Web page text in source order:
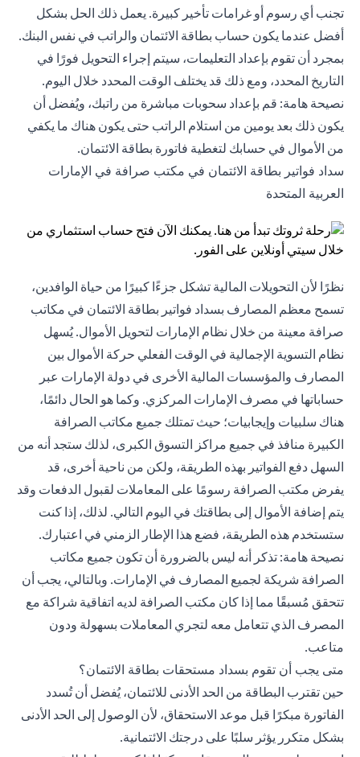
تجنب أي رسوم أو غرامات تأخير كبيرة. يعمل ذلك الحل بشكل
أفضل عندما يكون حساب بطاقة الائتمان والراتب في نفس البنك.
بمجرد أن تقوم بإعداد التعليمات، سيتم إجراء التحويل فورًا في
التاريخ المحدد، ومع ذلك قد يختلف الوقت المحدد خلال اليوم.
نصيحة هامة: قم بإعداد سحوبات مباشرة من راتبك، ويُفضل أن
يكون ذلك بعد يومين من استلام الراتب حتى يكون هناك ما يكفي
من الأموال في حسابك لتغطية فاتورة بطاقة الائتمان.
سداد فواتير بطاقة الائتمان في مكتب صرافة في الإمارات
العربية المتحدة
نظرًا لأن التحويلات المالية تشكل جزءًا كبيرًا من حياة الوافدين،
تسمح معظم المصارف بسداد فواتير بطاقة الائتمان في مكاتب
صرافة معينة من خلال نظام الإمارات لتحويل الأموال. يُسهل
نظام التسوية الإجمالية في الوقت الفعلي حركة الأموال بين
المصارف والمؤسسات المالية الأخرى في دولة الإمارات عبر
حساباتها في مصرف الإمارات المركزي. وكما هو الحال دائمًا،
هناك سلبيات وإيجابيات؛ حيث تمتلك جميع مكاتب الصرافة
الكبيرة منافذ في جميع مراكز التسوق الكبرى، لذلك ستجد أنه من
السهل دفع الفواتير بهذه الطريقة، ولكن من ناحية أخرى، قد
يفرض مكتب الصرافة رسومًا على المعاملات لقبول الدفعات وقد
يتم إضافة الأموال إلى بطاقتك في اليوم التالي. لذلك، إذا كنت
ستستخدم هذه الطريقة، فضع هذا الإطار الزمني في اعتبارك.
نصيحة هامة: تذكر أنه ليس بالضرورة أن تكون جميع مكاتب
الصرافة شريكة لجميع المصارف في الإمارات. وبالتالي، يجب أن
تتحقق مُسبقًا مما إذا كان مكتب الصرافة لديه اتفاقية شراكة مع
المصرف الذي تتعامل معه لتجري المعاملات بسهولة ودون
متاعب.
متى يجب أن تقوم بسداد مستحقات بطاقة الائتمان؟
حين تقترب البطاقة من الحد الأدنى للائتمان، يُفضل أن تُسدد
الفاتورة مبكرًا قبل موعد الاستحقاق، لأن الوصول إلى الحد الأدنى
بشكل متكرر يؤثر سلبًا على درجتك الائتمانية.